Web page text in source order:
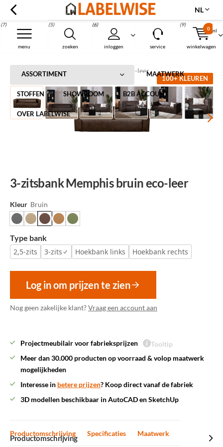
nl
zoeken
(5)
inloggen
(6)
menu
(7)
service winkelwagen
0
(9)
Menu
NL
ASSORTIMENT MAATWERK
STOFFEN SHOWROOM B2B ACCOUNT
OVER LABELWISE
Home 3-zitsbank Memphis bruin eco-leer
100+ KLEUREN
3-zitsbank Memphis bruin eco-leer
Kleur Bruin
Type bank
2,5-zits
3-zits Hoekbank links Hoekbank rechts
Log in om prijzen te zien
Nog geen zakelijke klant?Vraag een account aan
Projectmeubilair voor fabrieksprijzen
Tooltip
Meer dan 30.000 producten op voorraad & volop maatwerk
mogelijkheden
Interesse in betere prijzen? Koop direct vanaf de fabriek
3D modellen beschikbaar in AutoCAD en SketchUp
Productomschrijving Specificaties Maatwerk
Productomschrijving